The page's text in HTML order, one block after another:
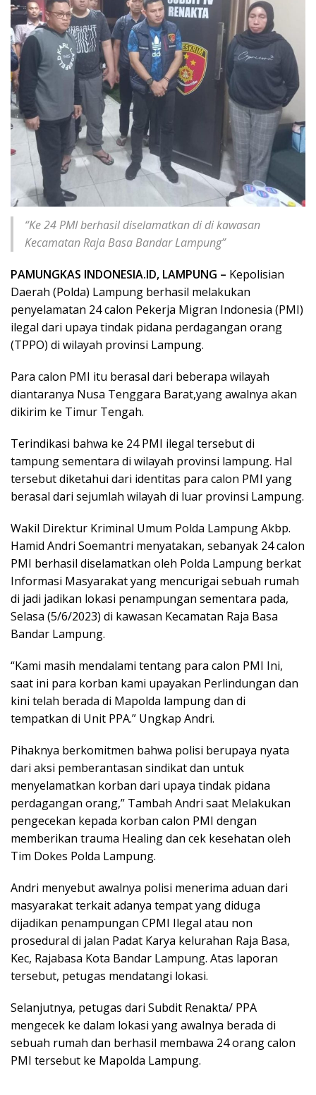
“Ke 24 PMI berhasil diselamatkan di di kawasan
Kecamatan Raja Basa Bandar Lampung”
PAMUNGKAS INDONESIA.ID, LAMPUNG – Kepolisian
Daerah (Polda) Lampung berhasil melakukan
penyelamatan 24 calon Pekerja Migran Indonesia (PMI)
ilegal dari upaya tindak pidana perdagangan orang
(TPPO) di wilayah provinsi Lampung.
Para calon PMI itu berasal dari beberapa wilayah
diantaranya Nusa Tenggara Barat,yang awalnya akan
dikirim ke Timur Tengah.
Terindikasi bahwa ke 24 PMI ilegal tersebut di
tampung sementara di wilayah provinsi lampung. Hal
tersebut diketahui dari identitas para calon PMI yang
berasal dari sejumlah wilayah di luar provinsi Lampung.
Wakil Direktur Kriminal Umum Polda Lampung Akbp.
Hamid Andri Soemantri menyatakan, sebanyak 24 calon
PMI berhasil diselamatkan oleh Polda Lampung berkat
Informasi Masyarakat yang mencurigai sebuah rumah
di jadi jadikan lokasi penampungan sementara pada,
Selasa (5/6/2023) di kawasan Kecamatan Raja Basa
Bandar Lampung.
“Kami masih mendalami tentang para calon PMI Ini,
saat ini para korban kami upayakan Perlindungan dan
kini telah berada di Mapolda lampung dan di
tempatkan di Unit PPA.” Ungkap Andri.
Pihaknya berkomitmen bahwa polisi berupaya nyata
dari aksi pemberantasan sindikat dan untuk
menyelamatkan korban dari upaya tindak pidana
perdagangan orang,” Tambah Andri saat Melakukan
pengecekan kepada korban calon PMI dengan
memberikan trauma Healing dan cek kesehatan oleh
Tim Dokes Polda Lampung.
Andri menyebut awalnya polisi menerima aduan dari
masyarakat terkait adanya tempat yang diduga
dijadikan penampungan CPMI Ilegal atau non
prosedural di jalan Padat Karya kelurahan Raja Basa,
Kec, Rajabasa Kota Bandar Lampung. Atas laporan
tersebut, petugas mendatangi lokasi.
Selanjutnya, petugas dari Subdit Renakta/ PPA
mengecek ke dalam lokasi yang awalnya berada di
sebuah rumah dan berhasil membawa 24 orang calon
PMI tersebut ke Mapolda Lampung.